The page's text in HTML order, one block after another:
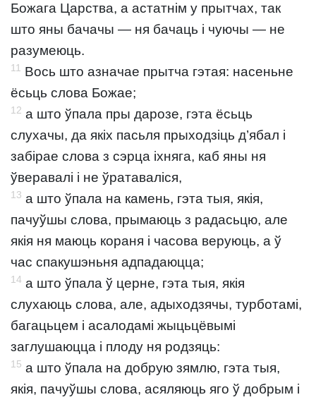
Божага Царства, а астатнім у прытчах, так
што яны бачачы — ня бачаць і чуючы — не
разумеюць.
11 Вось што азначае прытча гэтая: насеньне
ёсьць слова Божае;
12 а што ўпала пры дарозе, гэта ёсьць
слухачы, да якіх пасьля прыходзіць д’ябал і
забірае слова з сэрца іхняга, каб яны ня
ўверавалі і не ўратаваліся,
13 а што ўпала на камень, гэта тыя, якія,
пачуўшы слова, прымаюць з радасьцю, але
якія ня маюць кораня і часова веруюць, а ў
час спакушэньня адпадаюцца;
14 а што ўпала ў церне, гэта тыя, якія
слухаюць слова, але, адыходзячы, турботамі,
багацьцем і асалодамі жыцьцёвымі
заглушаюцца і плоду ня родзяць:
15 а што ўпала на добрую зямлю, гэта тыя,
якія, пачуўшы слова, асяляюць яго ў добрым і